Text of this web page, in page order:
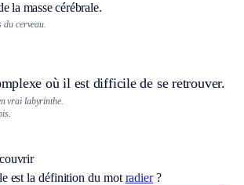
la masse cérébrale.
du cerveau.
où il est difficile de se retrouver.
vrai labyrinthe.
est la définition du mot radier?